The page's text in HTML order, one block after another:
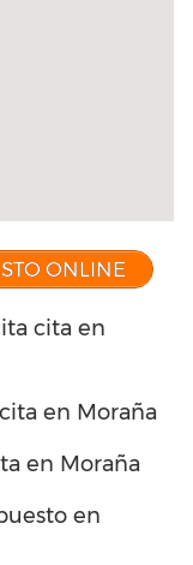
ONLINE
cita en
en Moraña
en Moraña
en